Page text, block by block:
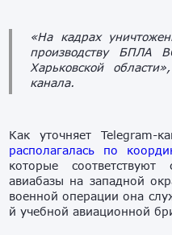
«На кадрах
производству БПЛА
Харьковской области»,
канала.
Как уточняет Telegram-
располагалась по
которые
авиабазы на западной
военной операции она
й учебной авиационной